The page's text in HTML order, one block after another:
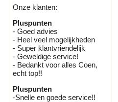
Onze klanten:
Pluspunten
- Goed advies
- Heel veel mogelijkheden
- Super klantvriendelijk
- Geweldige service!
- Bedankt voor alles Coen,
echt top!!
Pluspunten
-Snelle en goede service!!